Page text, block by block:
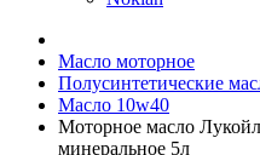
Масло моторное
Полусинтетические
Масло 10w40
Моторное масло
минеральное 5л